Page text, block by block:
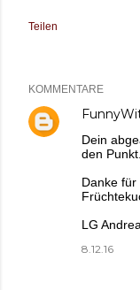
Teilen
KOMMENTARE
Dein
den
Danke
LG
8.12.16